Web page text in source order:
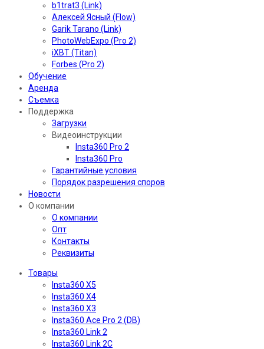
b1trat3 (Link)
Алексей Ясный (Flow)
Garik Tarano (Link)
PhotoWebExpo (Pro 2)
iXBT (Titan)
Forbes (Pro 2)
Обучение
Аренда
Съемка
Поддержка
Загрузки
Видеоинструкции
Insta360 Pro 2
Insta360 Pro
Гарантийные условия
Порядок разрешения споров
Новости
О компании
О компании
Опт
Контакты
Реквизиты
Товары
Insta360 X5
Insta360 X4
Insta360 X3
Insta360 Ace Pro 2 (DB)
Insta360 Link 2
Insta360 Link 2C